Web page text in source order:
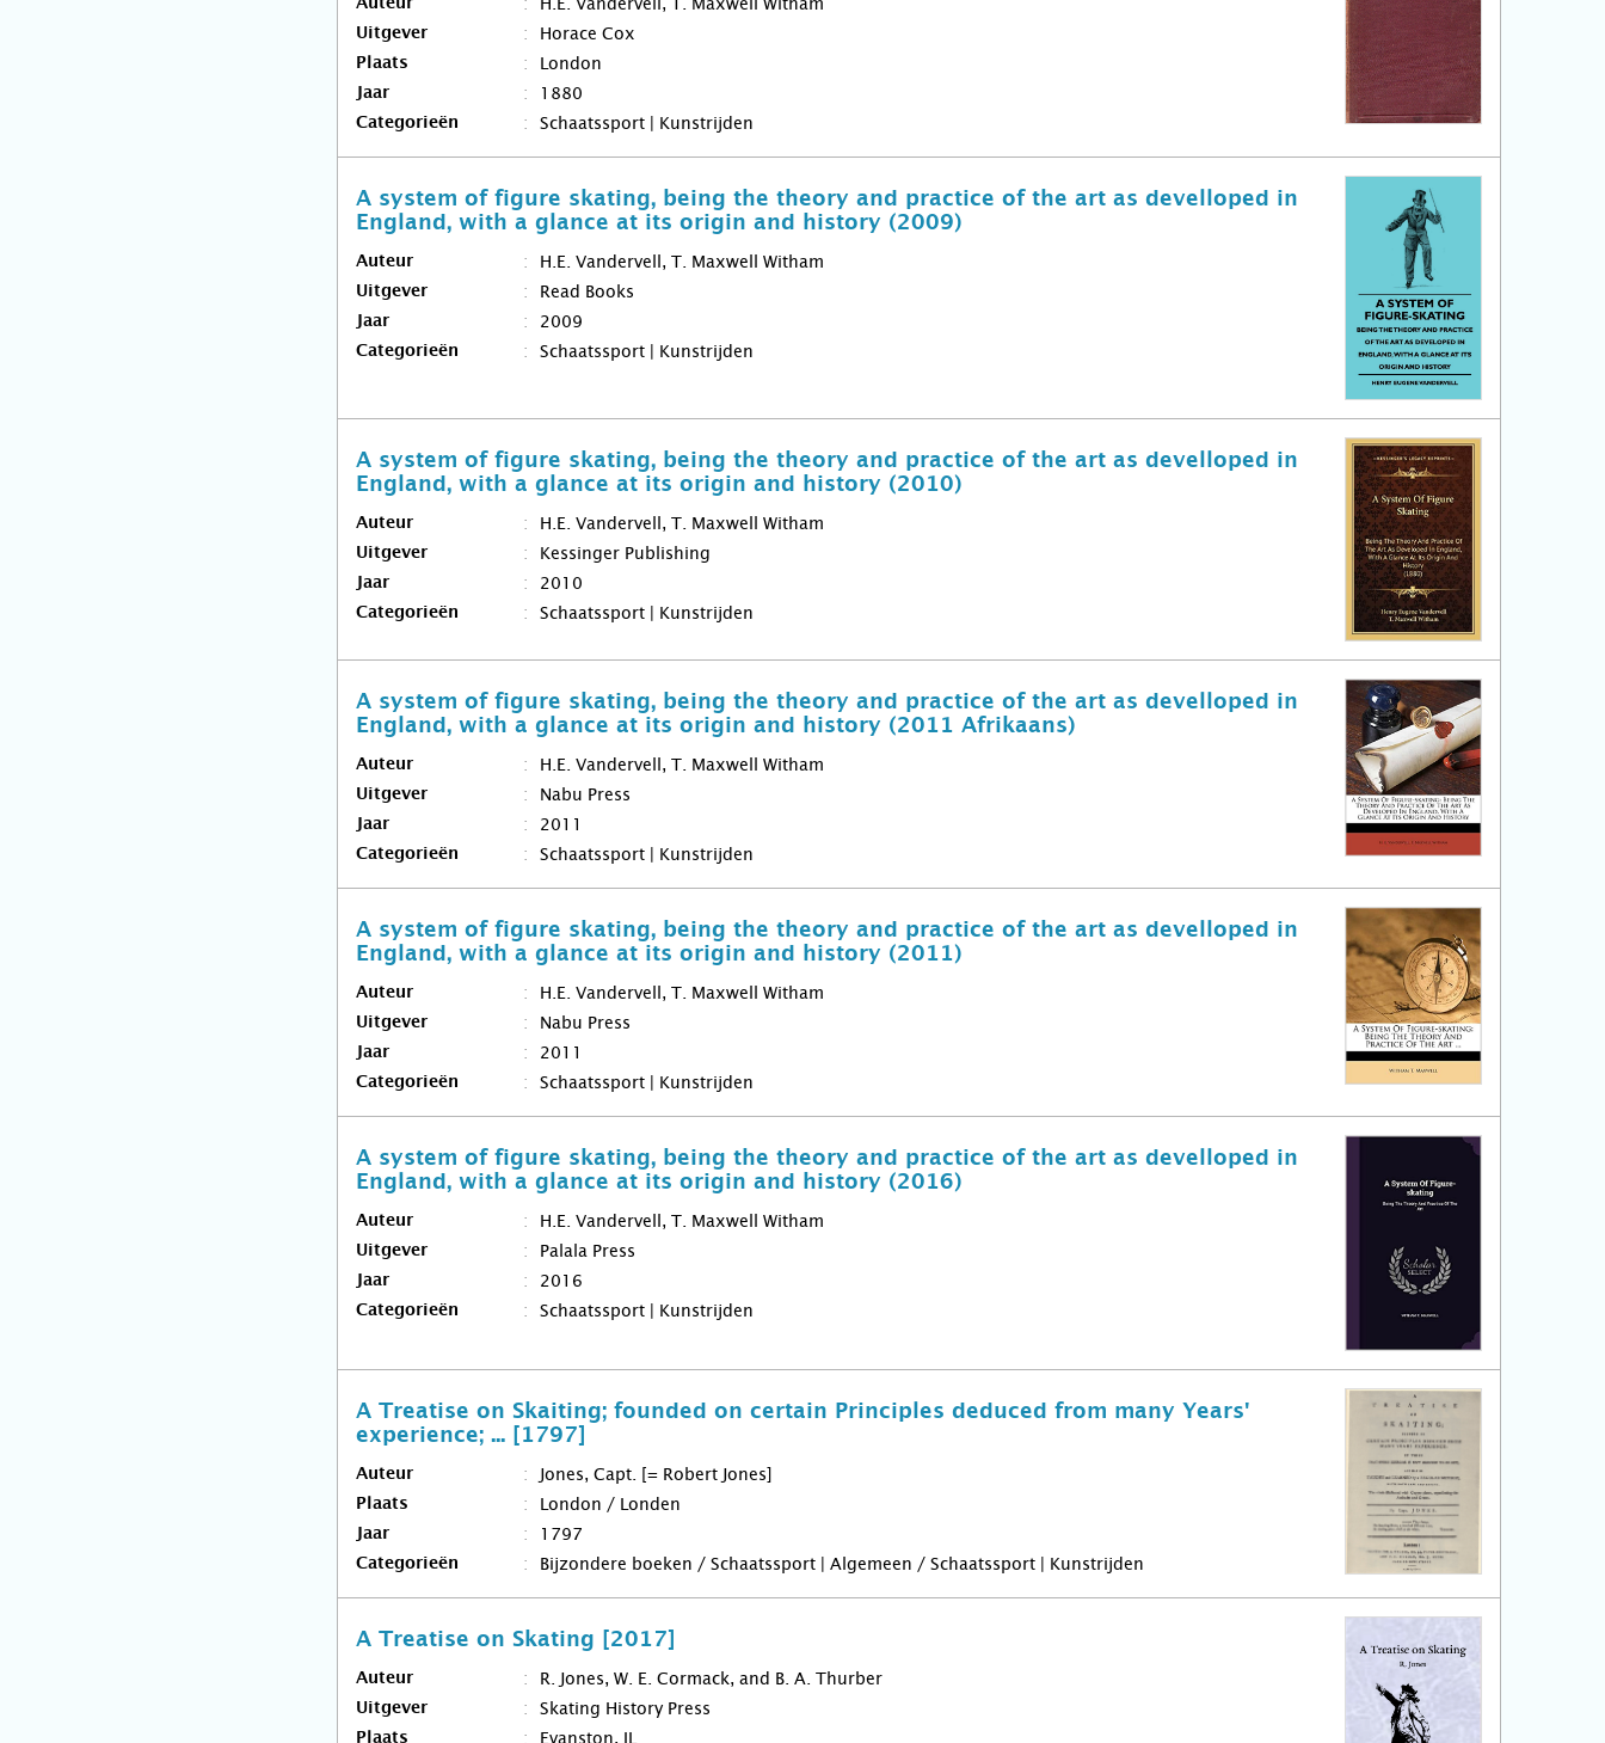
Auteur
Uitgever Horace Cox
Plaats London
Jaar 1880
Categorieën Schaatssport | Kunstrijden
A system of figure skating, being the theory and practice of the art as develloped in
England, with a glance at its origin and history (2009)
Auteur H.E. Vandervell, T. Maxwell Witham
Uitgever Read Books
Jaar 2009
Categorieën Schaatssport | Kunstrijden
A system of figure skating, being the theory and practice of the art as develloped in
England, with a glance at its origin and history (2010)
Auteur H.E. Vandervell, T. Maxwell Witham
Uitgever Kessinger Publishing
Jaar 2010
Categorieën Schaatssport | Kunstrijden
A system of figure skating, being the theory and practice of the art as develloped in
England, with a glance at its origin and history (2011 Afrikaans)
Auteur H.E. Vandervell, T. Maxwell Witham
Uitgever Nabu Press
Jaar 2011
Categorieën Schaatssport | Kunstrijden
A system of figure skating, being the theory and practice of the art as develloped in
England, with a glance at its origin and history (2011)
Auteur H.E. Vandervell, T. Maxwell Witham
Uitgever Nabu Press
Jaar 2011
Categorieën Schaatssport | Kunstrijden
A system of figure skating, being the theory and practice of the art as develloped in
England, with a glance at its origin and history (2016)
Auteur H.E. Vandervell, T. Maxwell Witham
Uitgever Palala Press
Jaar 2016
Categorieën Schaatssport | Kunstrijden
A Treatise on Skaiting; founded on certain Principles deduced from many Years'
experience; ... [1797]
Auteur Jones, Capt. [= Robert Jones]
Plaats London / Londen
Jaar 1797
Categorieën Bijzondere boeken / Schaatssport | Algemeen / Schaatssport | Kunstrijden
A Treatise on Skating [2017]
Auteur R. Jones, W. E. Cormack, and B. A. Thurber
Uitgever Skating History Press
Plaats Evanston, IL